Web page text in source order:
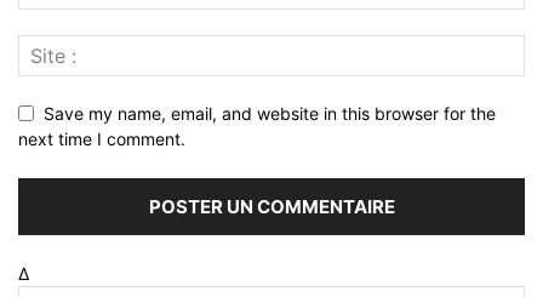
Save my name, email, and website in this browser for the
next time I comment.
Δ